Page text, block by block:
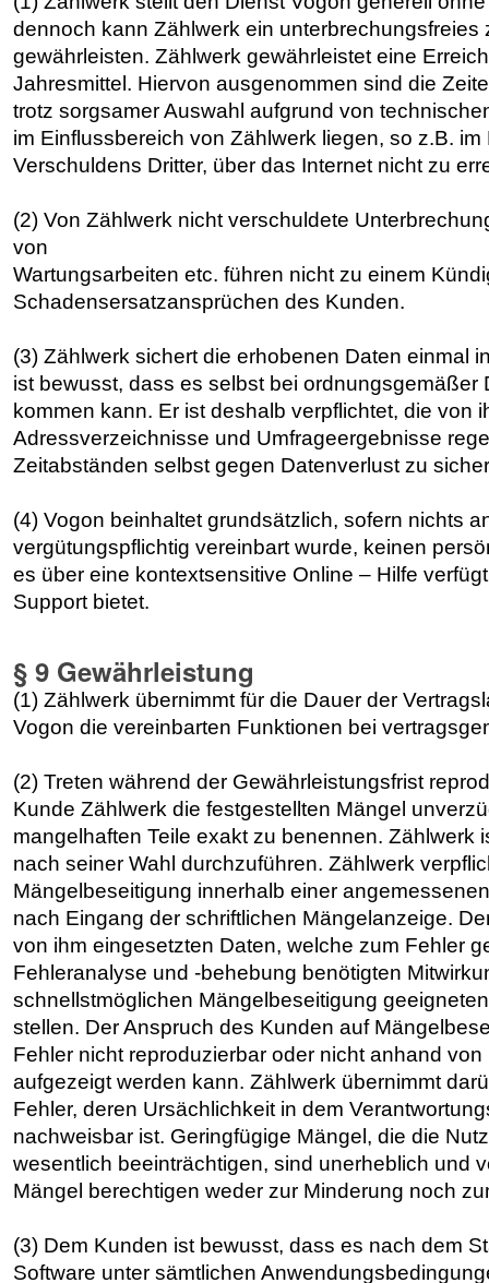
dennoch kann Zählwerk ein
gewährleisten. Zählwerk gewährleistet eine
Jahresmittel. Hiervon ausgenommen sind die
trotz sorgsamer Auswahl aufgrund von
im Einflussbereich von Zählwerk liegen, so z.B.
Verschuldens Dritter, über das Internet nicht zu
(2) Von Zählwerk nicht verschuldete
von
Wartungsarbeiten etc. führen nicht zu einem
Schadensersatzansprüchen des Kunden.
(3) Zählwerk sichert die erhobenen Daten einmal
ist bewusst, dass es selbst bei
kommen kann. Er ist deshalb verpflichtet, die von
Adressverzeichnisse und Umfrageergebnisse
Zeitabständen selbst gegen Datenverlust zu
(4) Vogon beinhaltet grundsätzlich, sofern nichts
vergütungspflichtig vereinbart wurde, keinen
es über eine kontextsensitive Online – Hilfe
Support bietet.
§ 9 Gewährleistung
(1) Zählwerk übernimmt für die Dauer der
Vogon die vereinbarten Funktionen bei
(2) Treten während der Gewährleistungsfrist
Kunde Zählwerk die festgestellten Mängel
mangelhaften Teile exakt zu benennen. Zählwerk
nach seiner Wahl durchzuführen. Zählwerk
Mängelbeseitigung innerhalb einer
nach Eingang der schriftlichen Mängelanzeige.
von ihm eingesetzten Daten, welche zum Fehler
Fehleranalyse und -behebung benötigten
schnellstmöglichen Mängelbeseitigung
stellen. Der Anspruch des Kunden auf
Fehler nicht reproduzierbar oder nicht anhand
aufgezeigt werden kann. Zählwerk übernimmt
Fehler, deren Ursächlichkeit in dem
nachweisbar ist. Geringfügige Mängel, die die
wesentlich beeinträchtigen, sind unerheblich und
Mängel berechtigen weder zur Minderung noch
(3) Dem Kunden ist bewusst, dass es nach dem
Software unter sämtlichen